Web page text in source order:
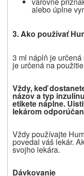
alebo úplne
3. Ako používať
3 ml náplň je
je určená na
Vždy, keď
názov a typ
etikete náplne.
lekárom
Vždy používajte
povedal váš lekár.
svojho lekára.
Dávkovanie